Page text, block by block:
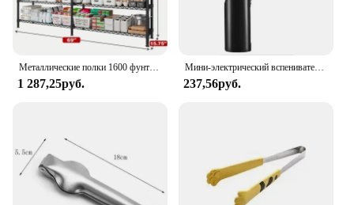
Металлические полки 1600 фунтов для хранения, 5-уровневые сверхмощные стеллажи с регулируемой полкой
1 287,25руб.
Мини-электрический вспениватель молока, блендер, беспроводной миксер-венчик для кофе, скиммер, ручной миксер для взбивания яиц, миксер для капучино для кухни
237,56руб.